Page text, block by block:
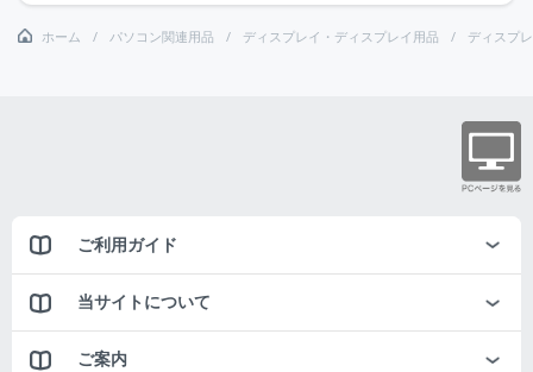
ホーム パソコン関連用品 ディスプレイ・ディスプレイ用品 ディスプ
ご利用ガイド
当サイトについて
ご案内